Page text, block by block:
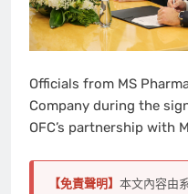
Officials from MS
Company during the
OFC’s partnership with
【免責聲明】 本文內容由